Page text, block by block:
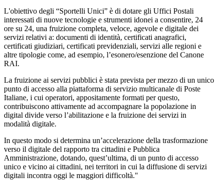
L'obiettivo degli “Sportelli Unici” è di dotare gli Uffici Postali
interessati di nuove tecnologie e strumenti idonei a consentire, 24
ore su 24, una fruizione completa, veloce, agevole e digitale dei
servizi relativi a: documenti di identità, certificati anagrafici,
certificati giudiziari, certificati previdenziali, servizi alle regioni e
altre tipologie come, ad esempio, l’esonero/esenzione del Canone
RAI.
La fruizione ai servizi pubblici è stata prevista per mezzo di un unico
punto di accesso alla piattaforma di servizio multicanale di Poste
Italiane, i cui operatori, appositamente formati per questo,
contribuiscono attivamente ad accompagnare la popolazione in
digital divide verso l’abilitazione e la fruizione dei servizi in
modalità digitale.
In questo modo si determina un’accelerazione della trasformazione
verso il digitale del rapporto tra cittadini e Pubblica
Amministrazione, dotando, quest’ultima, di un punto di accesso
unico e vicino ai cittadini, nei territori in cui la diffusione di servizi
digitali incontra oggi le maggiori difficoltà."